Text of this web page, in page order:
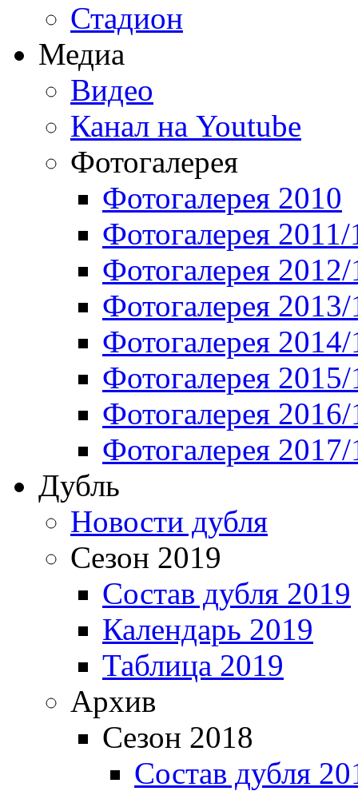
Стадион
Медиа
Видео
Канал на Youtube
Фотогалерея
Фотогалерея 2010
Фотогалерея 2011/
Фотогалерея
Фотогалерея
Фотогалерея
Фотогалерея
Фотогалерея
Фотогалерея
Дубль
Новости дубля
Сезон 2019
Состав дубля 2019
Календарь 2019
Таблица 2019
Архив
Сезон 2018
Состав дубля